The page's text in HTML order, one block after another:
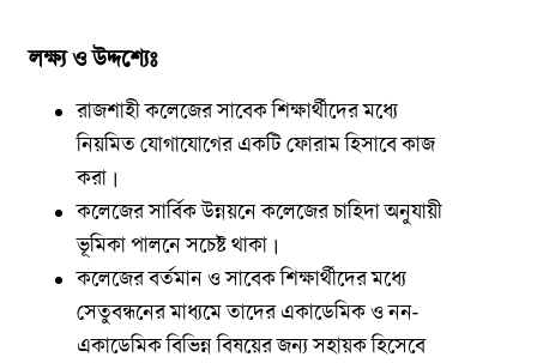
লক্ষ্য ও উদ্দশ্যেঃ
রাজশাহী কলেজের সাবেক শিক্ষার্থীদের মধ্যে
নিয়মিত যোগাযোগের একটি ফোরাম হিসাবে কাজ
করা।
কলেজের সার্বিক উন্নয়নে কলেজের চাহিদা অনুযায়ী
ভূমিকা পালনে সচেষ্ট থাকা।
কলেজের বর্তমান ও সাবেক শিক্ষার্থীদের মধ্যে
সেতুবন্ধনের মাধ্যমে তাদের একাডেমিক ও নন-
একাডেমিক বিভিন্ন বিষয়ের জন্য সহায়ক হিসেবে